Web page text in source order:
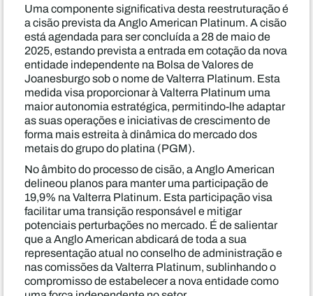
Uma componente significativa desta reestruturação é
a cisão prevista da Anglo American Platinum. A cisão
está agendada para ser concluída a 28 de maio de
2025, estando prevista a entrada em cotação da nova
entidade independente na Bolsa de Valores de
Joanesburgo sob o nome de Valterra Platinum. Esta
medida visa proporcionar à Valterra Platinum uma
maior autonomia estratégica, permitindo-lhe adaptar
as suas operações e iniciativas de crescimento de
forma mais estreita à dinâmica do mercado dos
metais do grupo do platina (PGM).
No âmbito do processo de cisão, a Anglo American
delineou planos para manter uma participação de
19,9% na Valterra Platinum. Esta participação visa
facilitar uma transição responsável e mitigar
potenciais perturbações no mercado. É de salientar
que a Anglo American abdicará de toda a sua
representação atual no conselho de administração e
nas comissões da Valterra Platinum, sublinhando o
compromisso de estabelecer a nova entidade como